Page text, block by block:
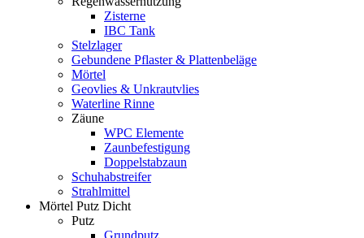
Zisterne
IBC Tank
Stelzlager
Gebundene Pflaster & Plattenbeläge
Mörtel
Geovlies & Unkrautvlies
Waterline Rinne
Zäune
WPC Elemente
Zaunbefestigung
Doppelstabzaun
Schuhabstreifer
Strahlmittel
Mörtel Putz Dicht
Putz
Grundputz